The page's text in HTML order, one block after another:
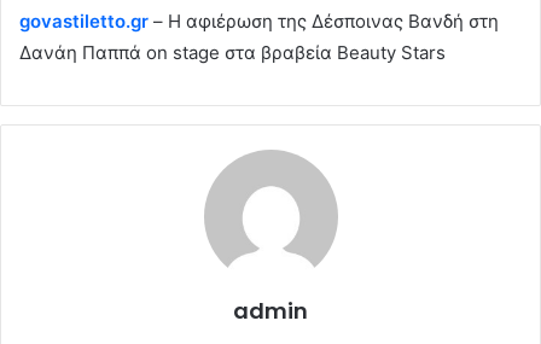
govastiletto.gr – Η αφιέρωση της Δέσποινας Βανδή στη
Δανάη Παππά on stage στα βραβεία Beauty Stars
admin